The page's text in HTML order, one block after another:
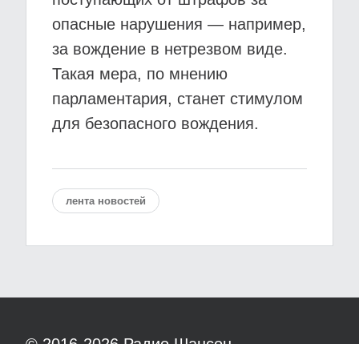
опасные нарушения — например,
за вождение в нетрезвом виде.
Такая мера, по мнению
парламентария, станет стимулом
для безопасного вождения.
лента новостей